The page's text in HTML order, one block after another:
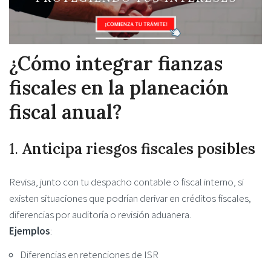
¿Cómo integrar fianzas
fiscales en la planeación
fiscal anual?
1. Anticipa riesgos fiscales posibles
Revisa, junto con tu despacho contable o fiscal interno, si
existen situaciones que podrían derivar en créditos fiscales,
diferencias por auditoría o revisión aduanera.
Ejemplos:
Diferencias en retenciones de ISR